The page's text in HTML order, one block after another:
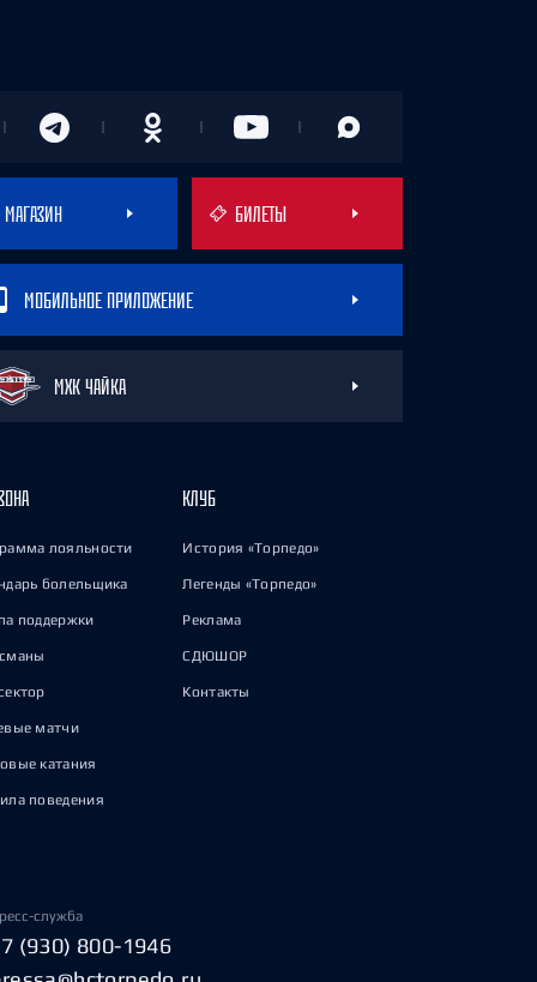
МАГАЗИН БИЛЕТЫ
МОБИЛЬНОЕ ПРИЛОЖЕНИЕ
МХК ЧАЙКА
лояльности
болельщика
поддержки
матчи
катания
поведения
КЛУБ
История «Торпедо»
Легенды «Торпедо»
Реклама
СДЮШОР
Контакты
служба
(930) 800-1946